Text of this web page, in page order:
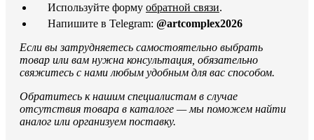
Используйте форму обратной связи.
Напишите в Telegram: @artcomplex2026
Если вы затрудняетесь самостоятельно выбрать
товар или вам нужна консультация, обязательно
свяжитесь с нами любым удобным для вас способом.
Обратитесь к нашим специалистам в случае
отсутствия товара в каталоге — мы поможем найти
аналог или организуем поставку.